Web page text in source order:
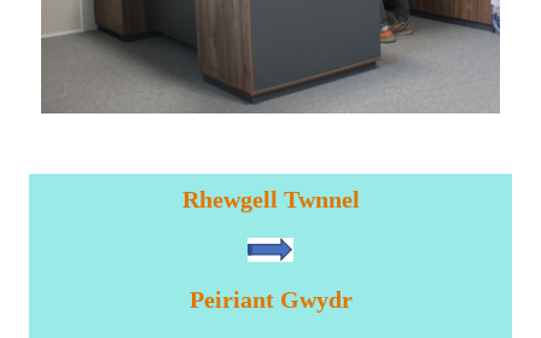
Rhewgell Twnnel
Peiriant Gwydr